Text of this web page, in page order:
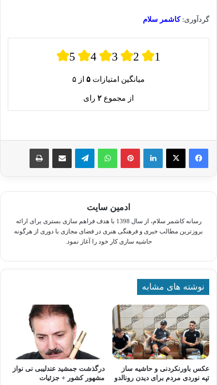
گردآوری:کاشمر سلام
5 4 3 2 1
میانگین امتیازات ۵ از ۵
از مجموع ۲ رای
لینکدین پینترستواتس آپ تلگرام اشتراک گذاری از طریق ایمیل چاپ
ادمین سایت
رسانه کاشمر سلام، از سال 1398 با هدف فراهم سازی بستری برای ارائه
بروزترین مطالب خبری و فرهنگی هنری در فضای مجازی با دوری از هرگونه
حاشیه سازی کار خود را آغاز نمود.
نوشته های مشابه
عکس باورنکردنی و حاشیه ساز
تپه نوردی مردم برای دیدن رونالدو
درگذشت جمشید عندلیبی نی نواز
مشهور کشور + جزئیات